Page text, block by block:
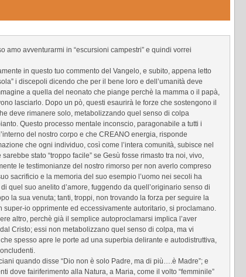
amo avventurarmi in “escursioni campestri” e quindi vorrei
in questo tuo commento del Vangelo, e subito, appena letto
i discepoli dicendo che per il bene loro e dell’umanità deve
a quella del neonato che piange perchè la mamma o il papà,
lasciarlo. Dopo un pò, questi esaurirà le forze che sostengono il
deve rimanere solo, metabolizzando quel senso di colpa
Questo processo mentale inconscio, paragonabile a tutti i
del nostro corpo e che CREANO energia, risponde
che ogni individuo, così come l’intera comunità, subisce nel
stato “troppo facile” se Gesù fosse rimasto tra noi, vivo,
le testimonianze del nostro rimorso per non averlo compreso
sacrificio e la memoria del suo esempio l’uomo nei secoli ha
quel suo anelito d’amore, fuggendo da quell’originario senso di
la sua venuta; tanti, troppi, non trovando la forza per seguire la
super-io opprimente ed eccessivamente autoritario, si proclamano.
altro, perchè già il semplice autoproclamarsi implica l’aver
Cristo; essi non metabolizzano quel senso di colpa, ma vi
spesso apre le porte ad una superbia delirante e autodistruttiva,
quando disse “Dio non è solo Padre, ma di più….è Madre”; e
dove fairiferimento alla Natura, a Maria, come il volto “femminile”